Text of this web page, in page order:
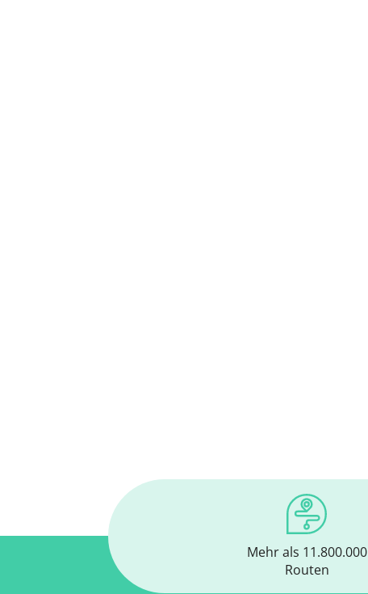
Mehr als 11.800.000
Routen